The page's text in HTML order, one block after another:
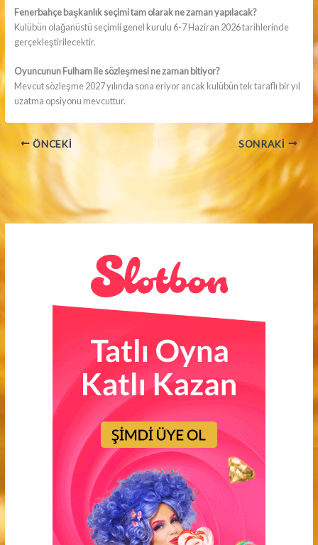
Fenerbahçe başkanlık seçimi tam olarak ne zaman yapılacak?
Kulübün olağanüstü seçimli genel kurulu 6-7 Haziran 2026 tarihlerinde
gerçekleştirilecektir.
Oyuncunun Fulham ile sözleşmesi ne zaman bitiyor?
Mevcut sözleşme 2027 yılında sona eriyor ancak kulübün tek taraflı bir yıl
uzatma opsiyonu mevcuttur.
ÖNCEKI SONRAKI